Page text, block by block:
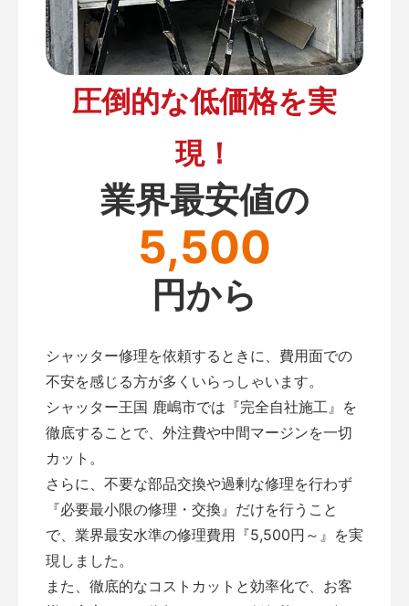
圧倒的な低価格を実
現！
業界最安値の
5,500
円から
シャッター修理を依頼するときに、費用面での
不安を感じる方が多くいらっしゃいます。
シャッター王国 鹿嶋市では『完全自社施工』を
徹底することで、外注費や中間マージンを一切
カット。
さらに、不要な部品交換や過剰な修理を行わず
『必要最小限の修理・交換』だけを行うこと
で、業界最安水準の修理費用『5,500円～』を実
現しました。
また、徹底的なコストカットと効率化で、お客